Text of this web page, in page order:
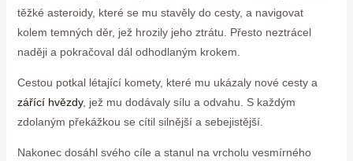
těžké asteroidy, které se mu stavěly do cesty, a navigovat
kolem temných děr, jež hrozily jeho ztrátu. Přesto neztrácel
naději a pokračoval dál odhodlaným krokem.
Cestou potkal létající komety, které mu ukázaly nové cesty a
zářící hvězdy, jež mu dodávaly sílu a odvahu. S každým
zdolaným překážkou se cítil silnější a sebejistější.
Nakonec dosáhl svého cíle a stanul na vrcholu vesmírného